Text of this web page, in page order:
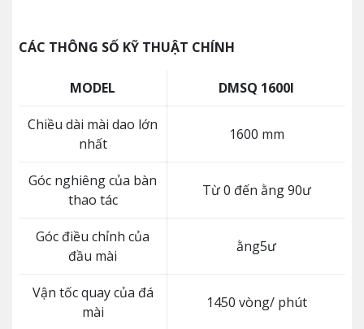
CÁC THÔNG SỐ KỸ THUẬT CHÍNH
MODEL DMSQ 1600I
Chiều dài mài dao lớn
nhất
1600 mm
Góc nghiêng của bàn
thao tác
Từ 0 đến ằng 90ư
Góc điều chỉnh của
đầu mài
ằng5ư
Vận tốc quay của đá
mài
1450 vòng/ phút